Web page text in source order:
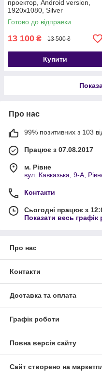
проектор, Android version,
1920х1080, Silver
Готово до відправки
13 100 ₴ 13 500 ₴
Купити
Про нас
99% позитивних з 103
Працює з 07.08.2017
м. Рівне
вул. Кавказька, 9-А,
Контакти
Сьогодні працює з
Показати весь графік
Про нас
Контакти
Доставка та оплата
Графік роботи
Повна версія сайту
Сайт створено на